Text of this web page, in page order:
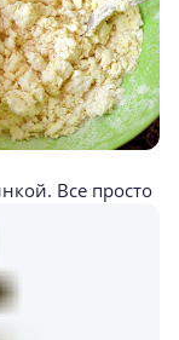
Все просто